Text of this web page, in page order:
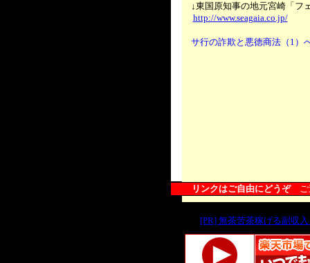
↓東国原知事の地元宮崎「フ
http://www.seagaia.co.jp/
サ行の詐欺と悪徳商法（1）
[PR] 無茶苦茶稼げる副収
リンクはご自由にどうぞ